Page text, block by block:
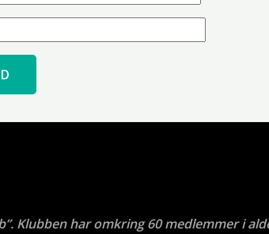
Klubben har omkring 60 medlemmer i